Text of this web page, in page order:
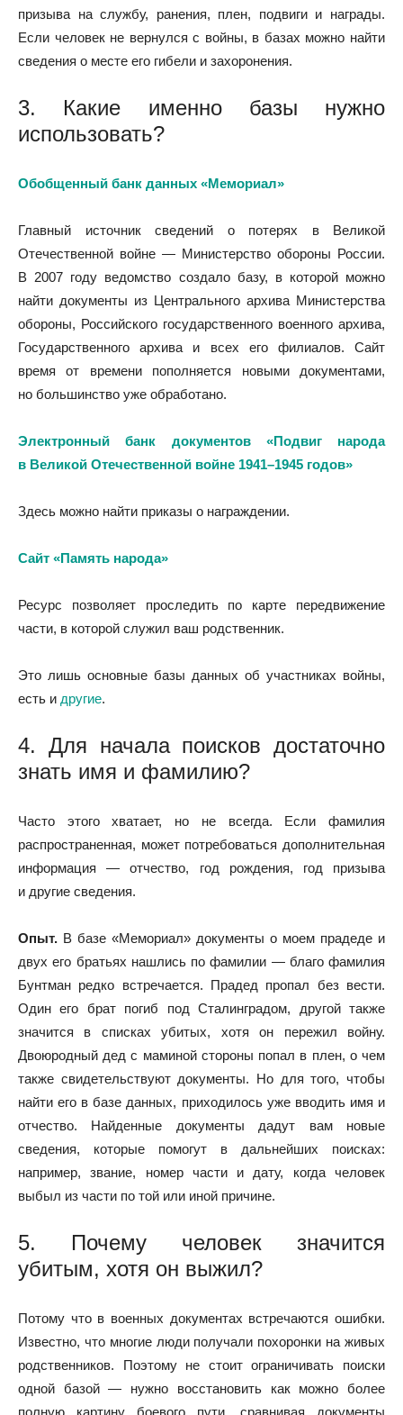
призыва на службу, ранения, плен, подвиги и награды.
Если человек не вернулся с войны, в базах можно найти
сведения о месте его гибели и захоронения.
3. Какие именно базы нужно
использовать?
Обобщенный банк данных «Мемориал»
Главный источник сведений о потерях в Великой
Отечественной войне — Министерство обороны России.
В 2007 году ведомство создало базу, в которой можно
найти документы из Центрального архива Министерства
обороны, Российского государственного военного архива,
Государственного архива и всех его филиалов. Сайт
время от времени пополняется новыми документами,
но большинство уже обработано.
Электронный банк документов «Подвиг народа
в Великой Отечественной войне 1941–1945 годов»
Здесь можно найти приказы о награждении.
Сайт «Память народа»
Ресурс позволяет проследить по карте передвижение
части, в которой служил ваш родственник.
Это лишь основные базы данных об участниках войны,
есть и другие.
4. Для начала поисков достаточно
знать имя и фамилию?
Часто этого хватает, но не всегда. Если фамилия
распространенная, может потребоваться дополнительная
информация — отчество, год рождения, год призыва
и другие сведения.
Опыт. В базе «Мемориал» документы о моем прадеде и
двух его братьях нашлись по фамилии — благо фамилия
Бунтман редко встречается. Прадед пропал без вести.
Один его брат погиб под Сталинградом, другой также
значится в списках убитых, хотя он пережил войну.
Двоюродный дед с маминой стороны попал в плен, о чем
также свидетельствуют документы. Но для того, чтобы
найти его в базе данных, приходилось уже вводить имя и
отчество. Найденные документы дадут вам новые
сведения, которые помогут в дальнейших поисках:
например, звание, номер части и дату, когда человек
выбыл из части по той или иной причине.
5. Почему человек значится
убитым, хотя он выжил?
Потому что в военных документах встречаются ошибки.
Известно, что многие люди получали похоронки на живых
родственников. Поэтому не стоит ограничивать поиски
одной базой — нужно восстановить как можно более
полную картину боевого пути, сравнивая документы